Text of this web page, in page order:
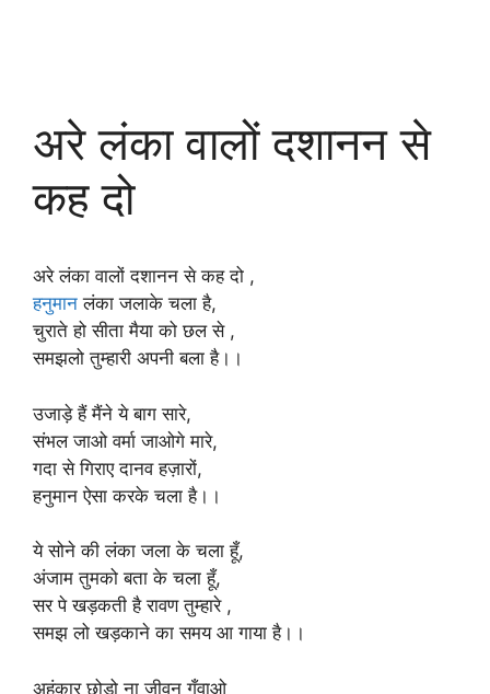
अरे लंका वालों दशानन से
कह दो
अरे लंका वालों दशानन से कह दो ,
हनुमान लंका जलाके चला है,
चुराते हो सीता मैया को छल से ,
समझलो तुम्हारी अपनी बला है।।
उजाड़े हैं मैंने ये बाग सारे,
संभल जाओ वर्मा जाओगे मारे,
गदा से गिराए दानव हज़ारों,
हनुमान ऐसा करके चला है।।
ये सोने की लंका जला के चला हूँ,
अंजाम तुमको बता के चला हूँ,
सर पे खड़कती है रावण तुम्हारे ,
समझ लो खड़काने का समय आ गाया है।।
अहंकार छोड़ो ना जीवन गँवाओ